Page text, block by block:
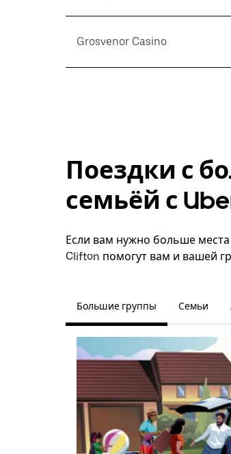
Grosvenor Casino
Поездки с
семьёй с
Если вам нужно больше
Clifton помогут вам и вашей
Большие группы Семьи